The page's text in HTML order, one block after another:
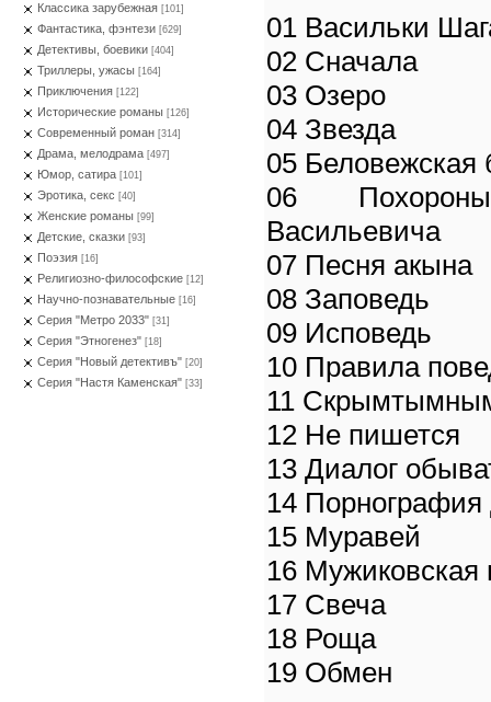
Классика зарубежная [101]
Фантастика, фэнтези [629]
Детективы, боевики [404]
Триллеры, ужасы [164]
Приключения [122]
Исторические романы [126]
Современный роман [314]
Драма, мелодрама [497]
Юмор, сатира [101]
Эротика, секс [40]
Женские романы [99]
Детские, сказки [93]
Поэзия [16]
Религиозно-философские [12]
Научно-познавательные [16]
Серия "Метро 2033" [31]
Серия "Этногенез" [18]
Серия "Новый детективъ" [20]
Серия "Настя Каменская" [33]
01 Васильки
02 Сначала
03 Озеро
04 Звезда
05 Беловежская
06
Васильевича
07 Песня акына
08 Заповедь
09 Исповедь
10 Правила
11
12 Не пишется
13 Диалог
14 Порнография
15 Муравей
16 Мужиковская
17 Свеча
18 Роща
19 Обмен